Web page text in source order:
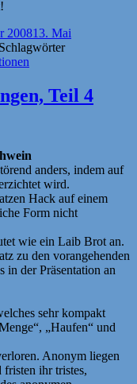
200813. Mai
Schlagwörter
Teil 4
anders, indem auf
wird.
Hack auf einem
Form nicht
wie ein Laib Brot an.
zu den vorangehenden
in der Präsentation an
sehr kompakt
„Haufen“ und
Anonym liegen
fristen ihr tristes,